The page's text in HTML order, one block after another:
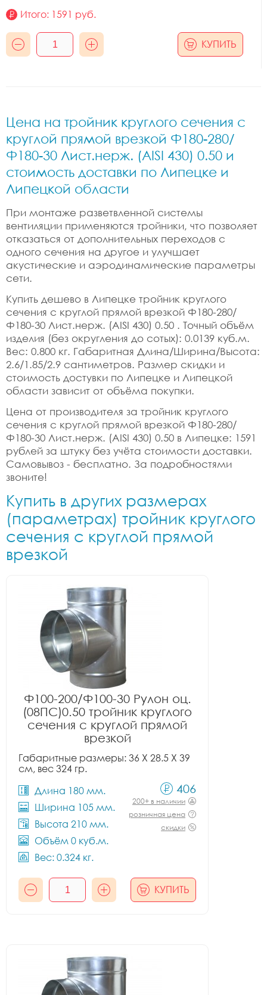
Итого: 1591 руб.
КУПИТЬ
Цена на тройник круглого сечения с
круглой прямой врезкой Ф180-280/
Ф180-30 Лист.нерж. (AISI 430) 0.50 и
стоимость доставки по Липецке и
Липецкой области
При монтаже разветвленной системы
вентиляции применяются тройники, что позволяет
отказаться от дополнительных переходов с
одного сечения на другое и улучшает
акустические и аэродинамические параметры
сети.
Купить дешево в Липецке тройник круглого
сечения с круглой прямой врезкой Ф180-280/
Ф180-30 Лист.нерж. (AISI 430) 0.50 . Точный объём
изделия (без округления до сотых): 0.0139 куб.м.
Вес: 0.800 кг. Габаритная Длина/Ширина/Высота:
2.6/1.85/2.9 сантиметров. Размер скидки и
стоимость достувки по Липецке и Липецкой
области зависит от объёма покупки.
Цена от производителя за тройник круглого
сечения с круглой прямой врезкой Ф180-280/
Ф180-30 Лист.нерж. (AISI 430) 0.50 в Липецке: 1591
рублей за штуку без учёта стоимости доставки.
Самовывоз - бесплатно. За подробностями
звоните!
Купить в других размерах
(параметрах) тройник круглого
сечения с круглой прямой
врезкой
Ф100-200/Ф100-30 Рулон оц.
(08ПС)0.50 тройник круглого
сечения с круглой прямой
врезкой
Габаритные размеры: 36 X 28.5 X 39
см, вес 324 гр.
Длина 180 мм.
Ширина 105 мм.
Высота 210 мм.
Объём 0 куб.м.
Вес: 0.324 кг.
406
200+ в наличии
розничная цена
скидки
КУПИТЬ